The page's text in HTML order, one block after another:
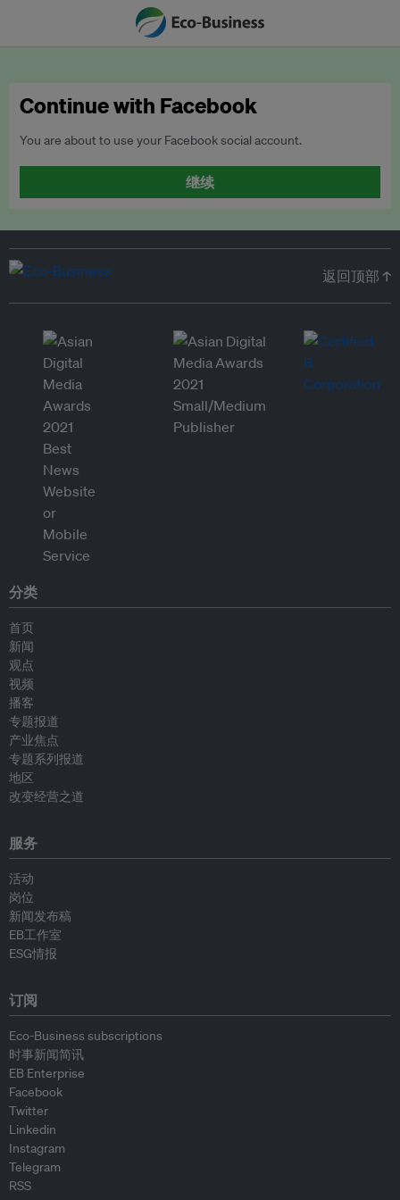
Continue with Facebook
You are about to use your Facebook social account.
继续
返回顶部 ↑
分类
首页
新闻
观点
视频
播客
专题报道
产业焦点
专题系列报道
地区
改变经营之道
服务
活动
岗位
新闻发布稿
EB工作室
ESG情报
订阅
Eco-Business subscriptions
时事新闻简讯
EB Enterprise
Facebook
Twitter
Linkedin
Instagram
Telegram
RSS